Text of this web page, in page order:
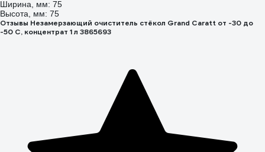
Ширина, мм: 75
Высота, мм: 75
Отзывы Незамерзающий очиститель стёкол Grand Caratt от -30 до
-50 С, концентрат 1 л 3865693